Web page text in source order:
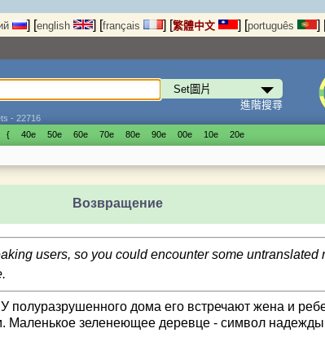
] [english ] [français ] [繁體中文 ] [português ]
進階搜尋
- 22716
{ 40е 50е 60е 70е 80е 90е 00е 10е 20е
Возвращение
users, so you could encounter some untranslated
полуразрушенного дома его встречают жена и
Маленькое зеленеющее деревце - символ